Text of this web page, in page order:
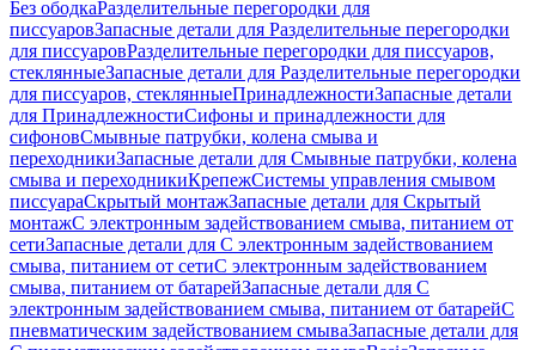
Без ободкаРазделительные перегородки для
писсуаровЗапасные детали для Разделительные перегородки
для писсуаровРазделительные перегородки для писсуаров,
стеклянныеЗапасные детали для Разделительные перегородки
для писсуаров, стеклянныеПринадлежностиЗапасные детали
для ПринадлежностиСифоны и принадлежности для
сифоновСмывные патрубки, колена смыва и
переходникиЗапасные детали для Смывные патрубки, колена
смыва и переходникиКрепежСистемы управления смывом
писсуараСкрытый монтажЗапасные детали для Скрытый
монтажС электронным задействованием смыва, питанием от
сетиЗапасные детали для С электронным задействованием
смыва, питанием от сетиС электронным задействованием
смыва, питанием от батарейЗапасные детали для С
электронным задействованием смыва, питанием от батарейС
пневматическим задействованием смываЗапасные детали для